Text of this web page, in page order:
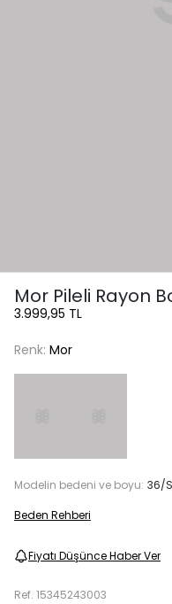
Mor Pileli Rayon
3.999,95 TL
Renk: Mor
Modelin bedeni ve boyu: 36/
Beden Rehberi
Fiyatı Düşünce Haber Ver
Ref. 15345243003